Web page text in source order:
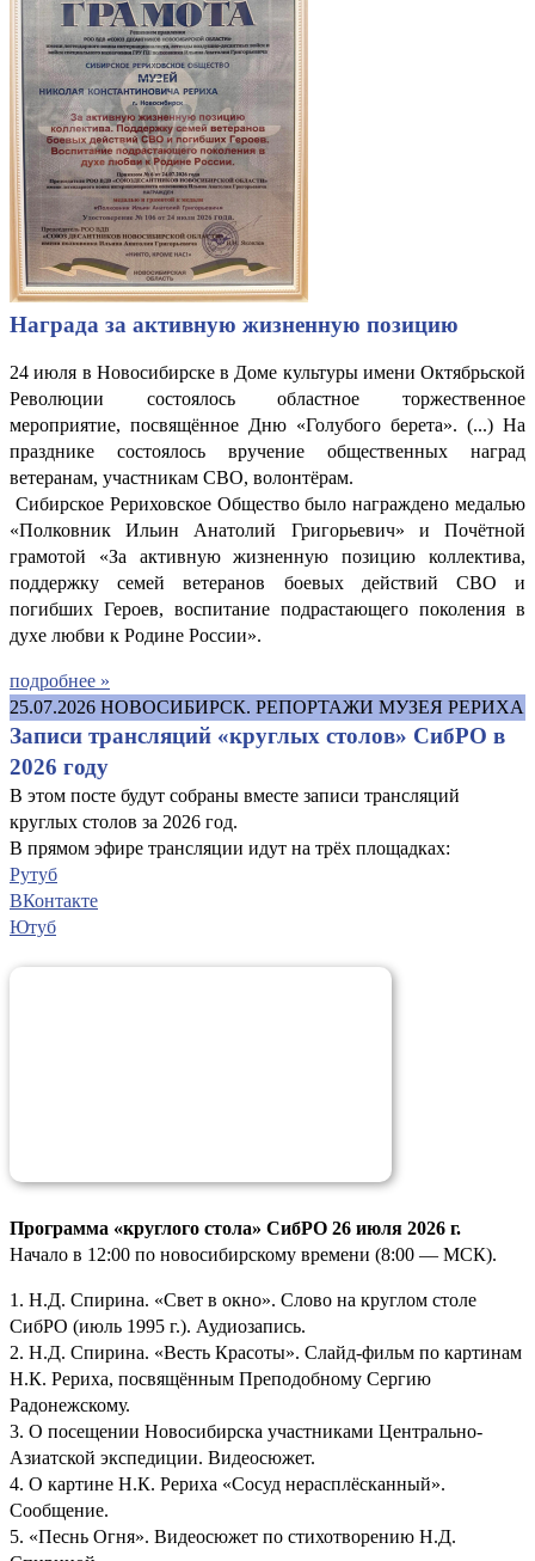
Награда за активную жизненную позицию
24 июля в Новосибирске в Доме культуры имени Октябрьской
Революции состоялось областное торжественное
мероприятие, посвящённое Дню «Голубого берета». (...) На
празднике состоялось вручение общественных наград
ветеранам, участникам СВО, волонтёрам.
Сибирское Рериховское Общество было награждено медалью
«Полковник Ильин Анатолий Григорьевич» и Почётной
грамотой «За активную жизненную позицию коллектива,
поддержку семей ветеранов боевых действий СВО и
погибших Героев, воспитание подрастающего поколения в
духе любви к Родине России».
подробнее »
25.07.2026 НОВОСИБИРСК. РЕПОРТАЖИ МУЗЕЯ РЕРИХА
Записи трансляций «круглых столов» СибРО в
2026 году
В этом посте будут собраны вместе записи трансляций
круглых столов за 2026 год.
В прямом эфире трансляции идут на трёх площадках:
Рутуб
ВКонтакте
Ютуб
Программа «круглого стола» СибРО 26 июля 2026 г.
Начало в 12:00 по новосибирскому времени (8:00 — МСК).
1. Н.Д. Спирина. «Свет в окно». Слово на круглом столе
СибРО (июль 1995 г.). Аудиозапись.
2. Н.Д. Спирина. «Весть Красоты». Слайд-фильм по картинам
Н.К. Рериха, посвящённым Преподобному Сергию
Радонежскому.
3. О посещении Новосибирска участниками Центрально-
Азиатской экспедиции. Видеосюжет.
4. О картине Н.К. Рериха «Сосуд нерасплёсканный».
Сообщение.
5. «Песнь Огня». Видеосюжет по стихотворению Н.Д.